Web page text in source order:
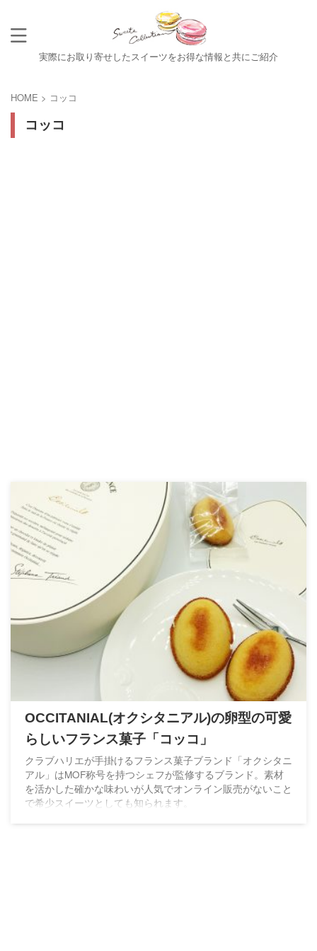
実際にお取り寄せしたスイーツをお得な情報と共にご紹介
HOME > コッコ
コッコ
OCCITANIAL(オクシタニアル)の卵型の可愛
らしいフランス菓子「コッコ」
クラブハリエが手掛けるフランス菓子ブランド「オクシタニ
アル」はMOF称号を持つシェフが監修するブランド。素材
を活かした確かな味わいが人気でオンライン販売がないこと
で希少スイーツとしても知られます。